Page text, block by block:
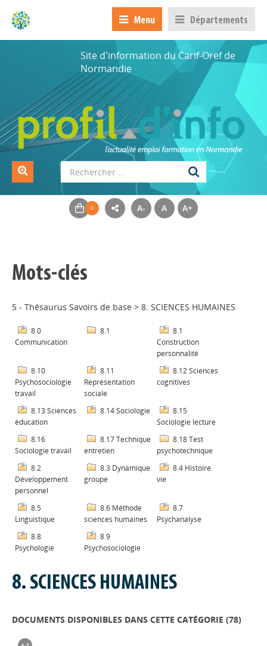
Menu Départements
Site d'information du Carif-Oref de
Normandie
A- A A+
Mots-clés
5 - Thésaurus Savoirs de base > 8. SCIENCES HUMAINES
8.0
Communication
8.1
8.1
Construction
personnalité
8.10
Psychosociologie
travail
8.11
Représentation
sociale
8.12 Sciences
cognitives
8.13 Sciences
éducation
8.14 Sociologie
8.15
Sociologie lecture
8.16
Sociologie travail
8.17 Technique
entretien
8.18 Test
psychotechnique
8.2
Développement
personnel
8.3 Dynamique
groupe
8.4 Histoire
vie
8.5
Linguistique
8.6 Méthode
sciences humaines
8.7
Psychanalyse
8.8
Psychologie
8.9
Psychosociologie
8. SCIENCES HUMAINES
DOCUMENTS DISPONIBLES DANS CETTE CATÉGORIE (78)